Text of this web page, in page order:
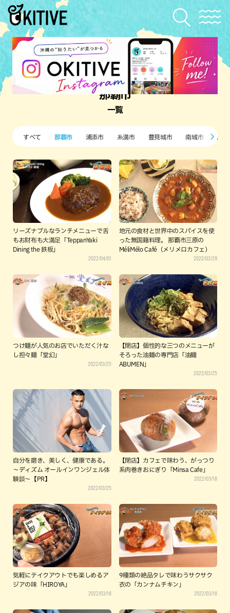
那覇市
一覧
すべて 那覇市 浦添市 糸満市 豊見城市 南城市 西原
リーズナブルなランチメニューで舌
もお財布も大満足「TeppanYaki
Dining the 鉄板」
2022/04/01
地元の食材と世界中のスパイスを使
った無国籍料理。 那覇市三原の
MéliMélo Café（メリメロカフェ）
2022/03/29
つけ麺が人気のお店でいただく汁な
し担々麺「堂幻」
2022/03/25
【閉店】個性的な三つのメニューが
そろった油麺の専門店「油麺
ABUMEN」
2022/03/25
自分を磨き、美しく、健康である。
～ディズム オールインワンジェル体
験談～【PR】
2022/03/25
【閉店】カフェで味わう、がっつり
系肉巻きおにぎり「Minsa Cafe」
2022/03/18
気軽にテイクアウトでも楽しめるア
ジアの味「HIROYA」
2022/03/18
9種類の絶品タレで味わうサクサク
衣の「カンナムチキン」
2022/03/18